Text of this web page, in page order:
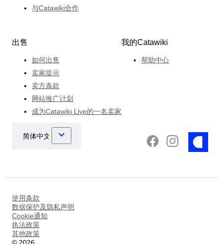
与Catawiki合作
出售
如何出售
卖家提示
卖方条款
网站推广计划
成为Catawiki Live的一名卖家
我的Catawiki
帮助中心
使用条款
数据保护及隐私声明
Cookie通知
执法政策
其他政策